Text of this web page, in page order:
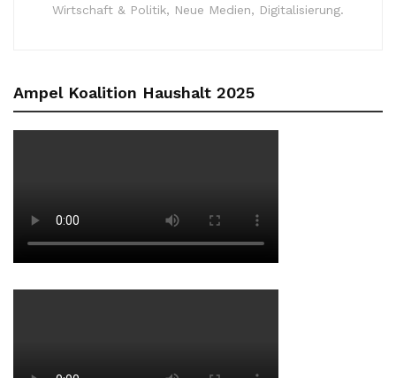
Wirtschaft & Politik, Neue Medien, Digitalisierung.
Ampel Koalition Haushalt 2025